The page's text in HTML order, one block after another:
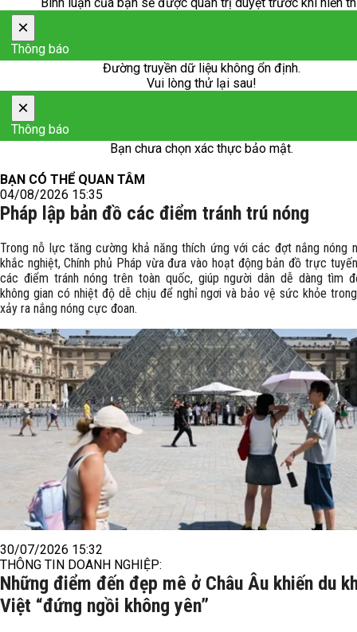
×
Thông báo
Đường truyền dữ liệu không ổn định.
Vui lòng thử lại sau!
×
Thông báo
Bạn chưa chọn xác thực bảo mật.
BẠN CÓ THỂ QUAN TÂM
04/08/2026 15:35
Pháp lập bản đồ các điểm tránh trú nóng
Trong nỗ lực tăng cường khả năng thích ứng với các đợt nắng nóng
khắc nghiệt, Chính phủ Pháp vừa đưa vào hoạt động bản đồ trực
các điểm tránh nóng trên toàn quốc, giúp người dân dễ dàng tìm
không gian có nhiệt độ dễ chịu để nghỉ ngơi và bảo vệ sức khỏe
xảy ra nắng nóng cực đoan.
30/07/2026 15:32
THÔNG TIN DOANH NGHIỆP:
Những điểm đến đẹp mê ở Châu Âu khiến du
Việt “đứng ngồi không yên”